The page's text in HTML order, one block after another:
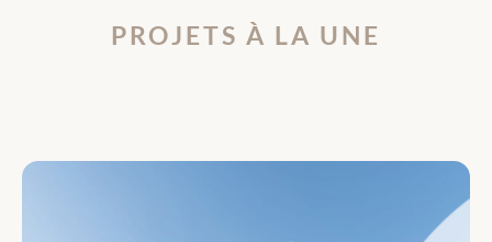
PROJETS À LA UNE